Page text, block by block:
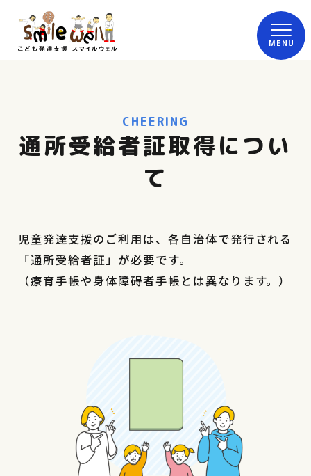
CHEERING
通所受給者証取得につい
て
児童発達支援のご利用は、各自治体で発行される
「通所受給者証」が必要です。
（療育手帳や身体障碍者手帳とは異なります。）